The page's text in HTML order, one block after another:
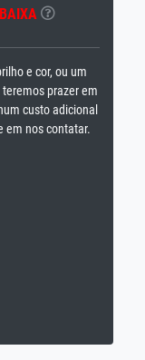
BAIXA
e cor, ou um
prazer em
custo adicional
em nos contatar.